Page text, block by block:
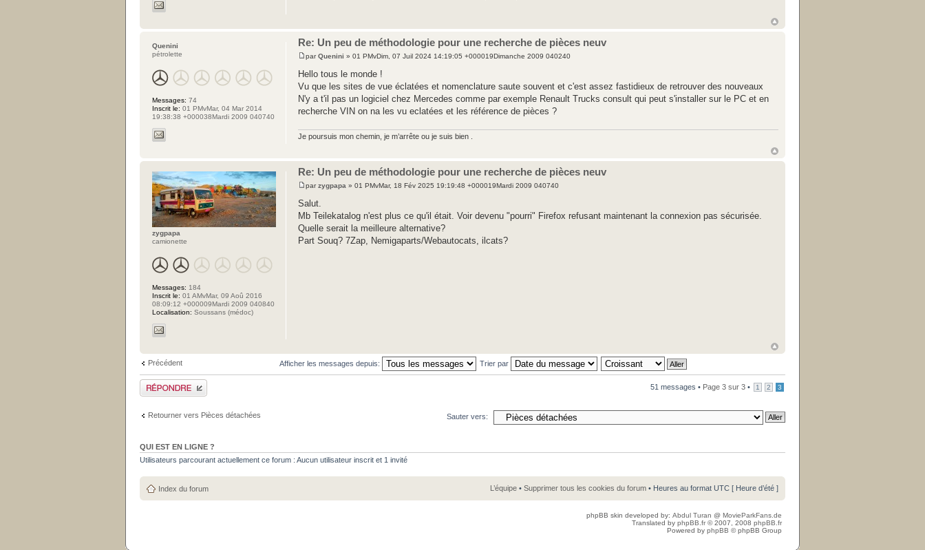
Re: Un peu de méthodologie pour une recherche de pièces neuv
parQuenini » 01 PMvDim, 07 Juil 2024 14:19:05 +000019Dimanche 2009 040240
Hello tous le monde !
Vu que les sites de vue éclatées et nomenclature saute souvent et c'est assez fastidieux de retrouver des nouveaux
N'y a t'il pas un logiciel chez Mercedes comme par exemple Renault Trucks consult qui peut s'installer sur le PC et en
recherche VIN on na les vu eclatées et les référence de pièces ?
Je poursuis mon chemin, je m’arrête ou je suis bien .
Quenini
pétrolette
Messages: 74
Inscrit le: 01 PMvMar, 04 Mar 2014
19:38:38 +000038Mardi 2009 040740
Re: Un peu de méthodologie pour une recherche de pièces neuv
parzygpapa » 01 PMvMar, 18 Fév 2025 19:19:48 +000019Mardi 2009 040740
Salut.
Mb Teilekatalog n'est plus ce qu'il était. Voir devenu "pourri" Firefox refusant maintenant la connexion pas sécurisée.
Quelle serait la meilleure alternative?
Part Souq? 7Zap, Nemigaparts/Webautocats, ilcats?
zygpapa
camionette
Messages: 184
Inscrit le: 01 AMvMar, 09 Aoû 2016
08:09:12 +000009Mardi 2009 040840
Localisation: Soussans (médoc)
Précédent Afficher les messages depuis: Trier par
Publier une réponse 51 messages • Page 3 sur 3 • 1 2 3
Retourner vers Pièces détachées Sauter vers:
QUI EST EN LIGNE ?
Utilisateurs parcourant actuellement ce forum : Aucun utilisateur inscrit et 1 invité
Index du forum L’équipe • Supprimer tous les cookies du forum • Heures au format UTC [ Heure d’été ]
phpBB skin developed by: Abdul Turan @ MovieParkFans.de
Translated by phpBB.fr © 2007, 2008 phpBB.fr
Powered by phpBB © phpBB Group